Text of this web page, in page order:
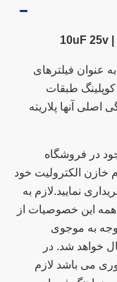
عنوان فیلترهای
طبقات
اصلی آنها پلاریته
در فروشگاه
خازن الکترولیت خود
نمایید.لازم به
این خصوصیات از
به موجوی
خواهد شد. در
می باشد لازم